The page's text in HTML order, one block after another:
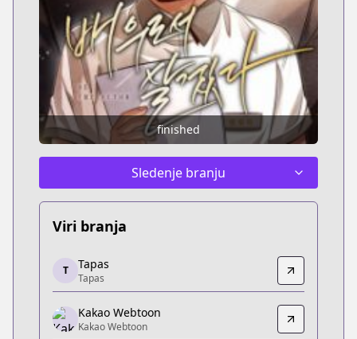
finished
Sledenje branju
Viri branja
Tapas
Tapas
https://tapas.io/series/to-be-an-actor/info
Kakao Webtoon
Kakao Webtoon
T Tapas
Tapas
Kakao Webtoon
Kakao Webtoon